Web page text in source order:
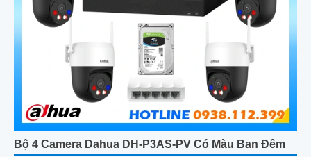
Bộ 4 Camera Dahua DH-P3AS-PV Có Màu Ban Đêm